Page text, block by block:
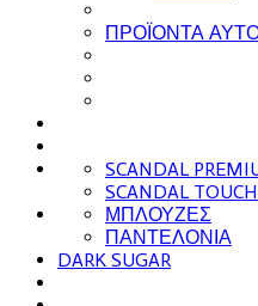
ΠΡΟΪΟΝΤΑ
SCANDAL
SCANDAL TOUCH
ΜΠΛΟΥΖΕΣ
ΠΑΝΤΕΛΟΝΙΑ
DARK SUGAR